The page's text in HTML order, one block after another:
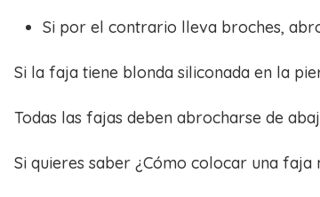
Si por el contrario lleva broches,
Si la faja tiene blonda siliconada en la
Todas las fajas deben abrocharse de
Si quieres saber ¿Cómo colocar una